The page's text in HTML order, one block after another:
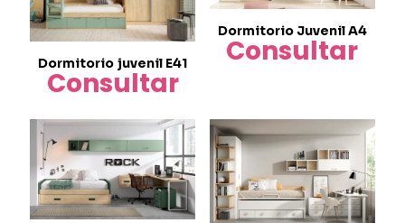
Dormitorio juvenil E41
Consultar
Dormitorio Juvenil A4
Consultar